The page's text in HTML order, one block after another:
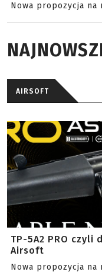
Nowa propozycja na
AIRSOFT
TP-5A2 PRO czyli
Airsoft
Nowa propozycja na